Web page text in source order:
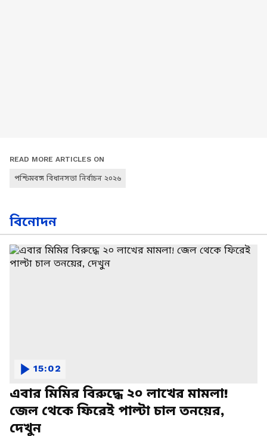
READ MORE ARTICLES ON
পশ্চিমবঙ্গ বিধানসভা নির্বাচন ২০২৬
বিনোদন
এবার মিমির বিরুদ্ধে ২০ লাখের মামলা!
জেল থেকে ফিরেই পাল্টা চাল তনয়ের,
দেখুন
15:02